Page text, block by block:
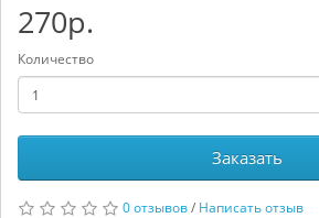
270р.
Количество
Заказать
0 отзывов/ Написать отзыв